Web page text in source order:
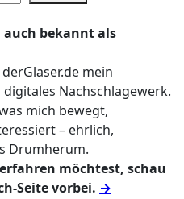
auch bekannt als
mein
Nachschlagewerk.
mich bewegt,
– ehrlich,
Drumherum.
möchtest, schau
Seite vorbei. →